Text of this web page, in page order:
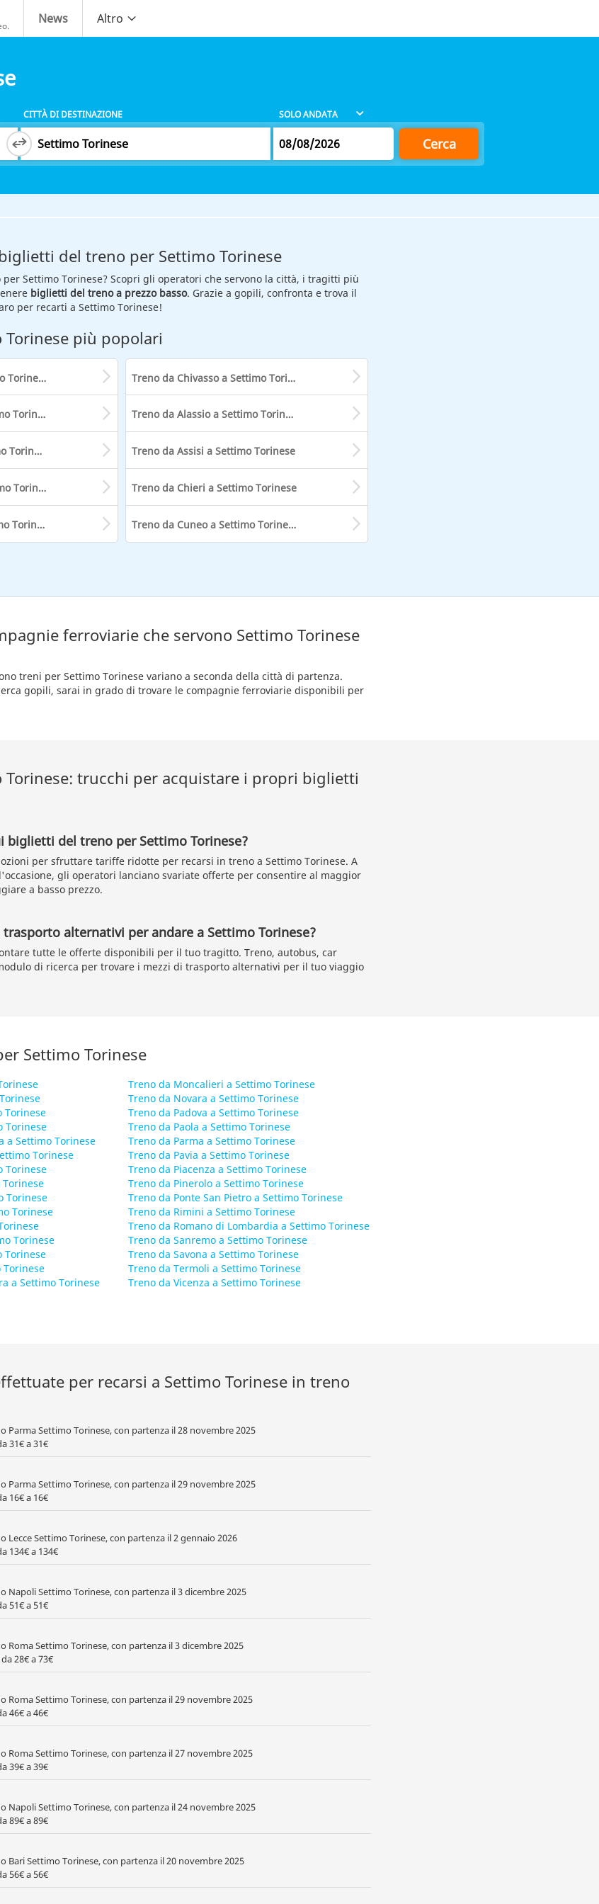
News Altro
CITTÀ DI DESTINAZIONE
Cerca
del treno per Settimo Torinese
Settimo Torinese? Scopri gli operatori che servono la città, i tragitti più
biglietti del treno a prezzo basso. Grazie a gopili, confronta e trova il
per recarti a Settimo Torinese!
Torinese più popolari
Treno da Torino a Settimo Torinese Treno da Chivasso a Settimo Torinese
Treno da Rapallo a Settimo Torinese Treno da Alassio a Settimo Torinese
Treno da Rovato a Settimo Torinese Treno da Assisi a Settimo Torinese
Treno da Taranto a Settimo Torinese Treno da Chieri a Settimo Torinese
Treno da Vercelli a Settimo Torinese Treno da Cuneo a Settimo Torinese
ferroviarie che servono Settimo Torinese
treni per Settimo Torinese variano a seconda della città di partenza.
gopili, sarai in grado di trovare le compagnie ferroviarie disponibili per
Torinese: trucchi per acquistare i propri biglietti
biglietti del treno per Settimo Torinese?
per sfruttare tariffe ridotte per recarsi in treno a Settimo Torinese. A
gli operatori lanciano svariate offerte per consentire al maggior
a basso prezzo.
alternativi per andare a Settimo Torinese?
tutte le offerte disponibili per il tuo tragitto. Treno, autobus, car
di ricerca per trovare i mezzi di trasporto alternativi per il tuo viaggio
Settimo Torinese
Torinese
Torinese
a Settimo Torinese
Torinese
Torinese
Torinese
Torinese
Torinese
Torinese
Torinese
a Settimo Torinese
Treno da Moncalieri a Settimo Torinese
Treno da Novara a Settimo Torinese
Treno da Padova a Settimo Torinese
Treno da Paola a Settimo Torinese
Treno da Parma a Settimo Torinese
Treno da Pavia a Settimo Torinese
Treno da Piacenza a Settimo Torinese
Treno da Pinerolo a Settimo Torinese
Treno da Ponte San Pietro a Settimo Torinese
Treno da Rimini a Settimo Torinese
Treno da Romano di Lombardia a Settimo Torinese
Treno da Sanremo a Settimo Torinese
Treno da Savona a Settimo Torinese
Treno da Termoli a Settimo Torinese
Treno da Vicenza a Settimo Torinese
per recarsi a Settimo Torinese in treno
Parma Settimo Torinese, con partenza il 28 novembre 2025
31€ a 31€
Parma Settimo Torinese, con partenza il 29 novembre 2025
16€ a 16€
Lecce Settimo Torinese, con partenza il 2 gennaio 2026
134€ a 134€
Napoli Settimo Torinese, con partenza il 3 dicembre 2025
51€ a 51€
Roma Settimo Torinese, con partenza il 3 dicembre 2025
28€ a 73€
Roma Settimo Torinese, con partenza il 29 novembre 2025
46€ a 46€
Roma Settimo Torinese, con partenza il 27 novembre 2025
39€ a 39€
Napoli Settimo Torinese, con partenza il 24 novembre 2025
89€ a 89€
Bari Settimo Torinese, con partenza il 20 novembre 2025
56€ a 56€